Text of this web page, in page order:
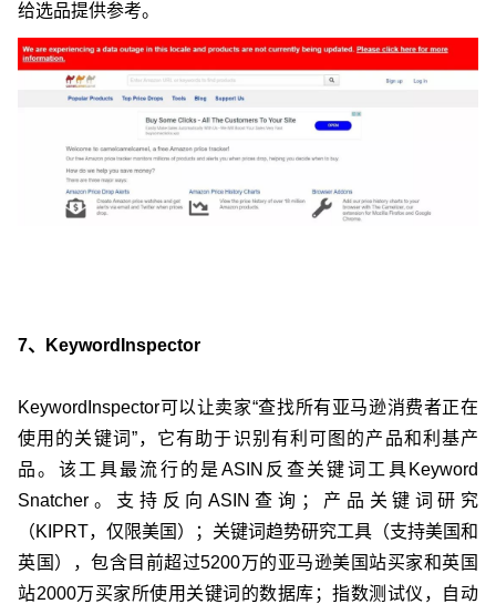
给选品提供参考。
7、KeywordInspector
KeywordInspector可以让卖家“查找所有亚马逊消费者正在
使用的关键词”，它有助于识别有利可图的产品和利基产
品。该工具最流行的是ASIN反查关键词工具Keyword
Snatcher。支持反向ASIN查询；产品关键词研究
（KIPRT，仅限美国）；关键词趋势研究工具（支持美国和
英国），包含目前超过5200万的亚马逊美国站买家和英国
站2000万买家所使用关键词的数据库；指数测试仪，自动